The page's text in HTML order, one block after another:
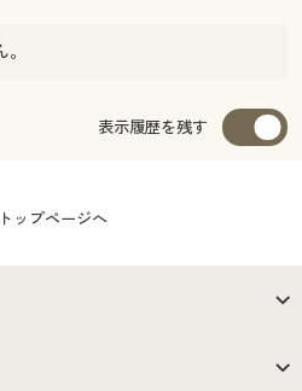
表示履歴を残す
ップページへ